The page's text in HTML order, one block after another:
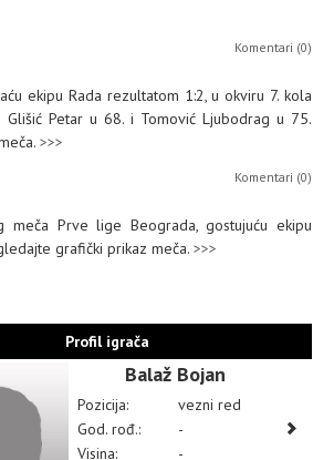
Komentari (0)
ekipu Rada rezultatom 1:2, u okviru 7. kola
Petar u 68. i Tomović Ljubodrag u 75.
>>>
Komentari (0)
meča Prve lige Beograda, gostujuću ekipu
grafički prikaz meča. >>>
Profil igrača
Balaž Bojan
Pozicija:
vezni red
God. rođ.:
-
Visina:
-